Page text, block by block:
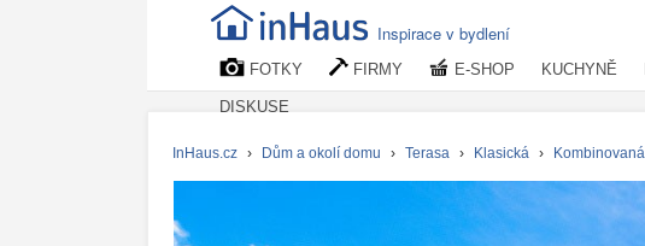
Inspirace v bydlení
FOTKY FIRMY E-SHOP KUCHYNĚ
DISKUSE
InHaus.cz › Dům a okolí domu › Terasa › Klasická › Kombinovaná